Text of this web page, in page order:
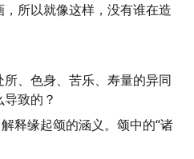
所以就像这样，没有谁在造
、色身、苦乐、寿量的异同
致的？
释缘起颂的涵义。颂中的“诸